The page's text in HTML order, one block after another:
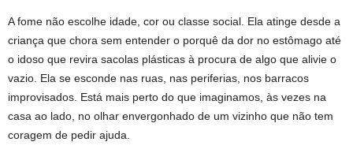
A fome não escolhe idade, cor ou classe social. Ela atinge desde a
criança que chora sem entender o porquê da dor no estômago até
o idoso que revira sacolas plásticas à procura de algo que alivie o
vazio. Ela se esconde nas ruas, nas periferias, nos barracos
improvisados. Está mais perto do que imaginamos, às vezes na
casa ao lado, no olhar envergonhado de um vizinho que não tem
coragem de pedir ajuda.